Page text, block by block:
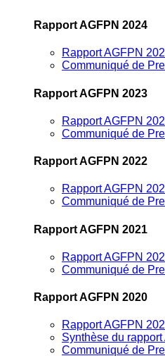
Rapport AGFPN 2024
Rapport AGFPN
Communiqué de
Rapport AGFPN 2023
Rapport AGFPN
Communiqué de
Rapport AGFPN 2022
Rapport AGFPN
Communiqué de
Rapport AGFPN 2021
Rapport AGFPN
Communiqué de
Rapport AGFPN 2020
Rapport AGFPN
Synthèse du
Communiqué de